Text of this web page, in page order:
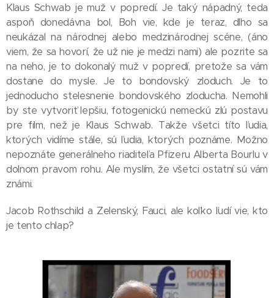
Klaus Schwab je muž v popredí. Je taký nápadný, teda
aspoň donedávna bol, Boh vie, kde je teraz, dlho sa
neukázal na národnej alebo medzinárodnej scéne, (áno
viem, že sa hovorí, že už nie je medzi nami) ale pozrite sa
na neho, je to dokonalý muž v popredí, pretože sa vám
dostane do mysle. Je to bondovský zloduch. Je to
jednoducho stelesnenie bondovského zloducha. Nemohli
by ste vytvoriť lepšiu, fotogenickú nemeckú zlú postavu
pre film, než je Klaus Schwab. Takže všetci títo ľudia,
ktorých vidíme stále, sú ľudia, ktorých poznáme. Možno
nepoznáte generálneho riaditeľa Pfizeru Alberta Bourlu v
dolnom pravom rohu. Ale myslím, že všetci ostatní sú vám
známi.
Jacob Rothschild a Zelenský, Fauci, ale koľko ľudí vie, kto
je tento chlap?